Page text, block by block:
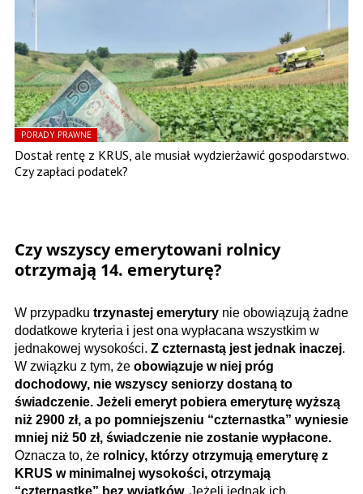
PORADY PRAWNE
Dostał rentę z KRUS, ale musiał wydzierżawić gospodarstwo.
Czy zapłaci podatek?
Czy wszyscy emerytowani rolnicy
otrzymają 14. emeryturę?
W przypadku trzynastej emerytury nie obowiązują żadne
dodatkowe kryteria i jest ona wypłacana wszystkim w
jednakowej wysokości. Z czternastą jest jednak inaczej.
W związku z tym, że obowiązuje w niej próg
dochodowy, nie wszyscy seniorzy dostaną to
świadczenie. Jeżeli emeryt pobiera emeryturę wyższą
niż 2900 zł, a po pomniejszeniu “czternastka” wyniesie
mniej niż 50 zł, świadczenie nie zostanie wypłacone.
Oznacza to, że rolnicy, którzy otrzymują emeryturę z
KRUS w minimalnej wysokości, otrzymają
“czternastkę” bez wyjątków. Jeżeli jednak ich